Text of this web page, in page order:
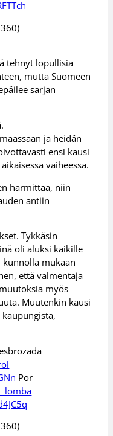
tehnyt lopullisia
mutta Suomeen
sarjan
ja heidän
ensi kausi
vaiheessa.
harmittaa, niin
antiin
Tykkäsin
oli aluksi kaikille
kunnolla mukaan
että valmentaja
myös
Muutenkin kausi
Por